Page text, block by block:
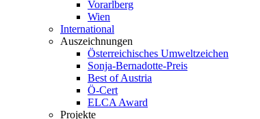
Vorarlberg
Wien
International
Auszeichnungen
Österreichisches Umweltzeichen
Sonja-Bernadotte-Preis
Best of Austria
Ö-Cert
ELCA Award
Projekte